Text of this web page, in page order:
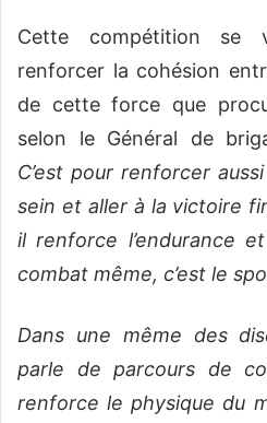
Cette compétition se
renforcer la cohésion
de cette force que
selon le Général de
C’est pour renforcer
sein et aller à la victoire
il renforce l’endurance
combat même, c’est le
Dans une même des
parle de parcours de
renforce le physique du